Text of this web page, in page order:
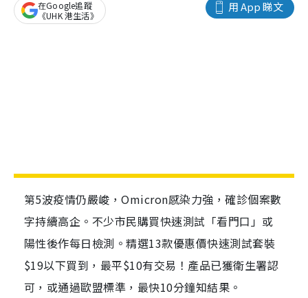
用 App 睇文
在Google追蹤
《UHK 港生活》
第5波疫情仍嚴峻，Omicron感染力強，確診個案數
字持續高企。不少市民購買快速測試「看門口」或
陽性後作每日檢測。精選13款優惠價快速測試套裝
$19以下買到，最平$10有交易！產品已獲衛生署認
可，或通過歐盟標準，最快10分鐘知結果。